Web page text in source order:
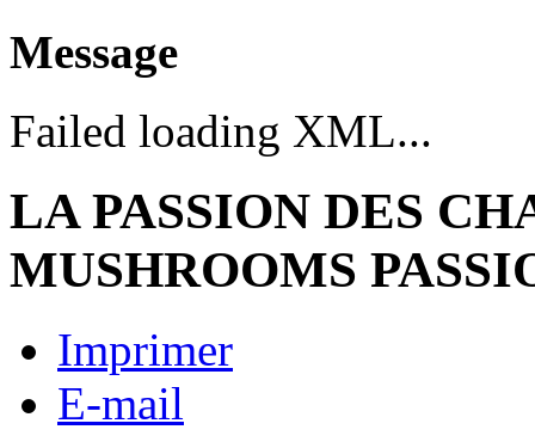
Message
Failed loading XML...
LA PASSION DES
MUSHROOMS
Imprimer
E-mail